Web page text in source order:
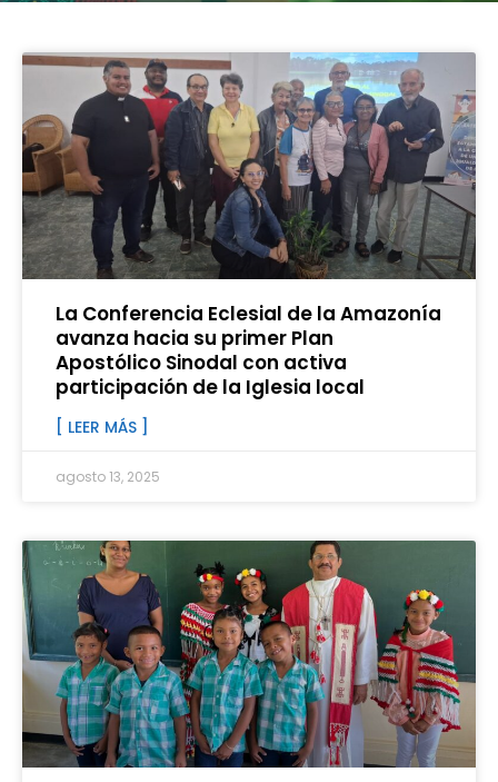
La Conferencia Eclesial de la Amazonía
avanza hacia su primer Plan
Apostólico Sinodal con activa
participación de la Iglesia local
[ LEER MÁS ]
agosto 13, 2025